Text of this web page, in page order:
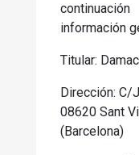
información
Titular:
Dirección: C/
08620 Sant
(Barcelona)